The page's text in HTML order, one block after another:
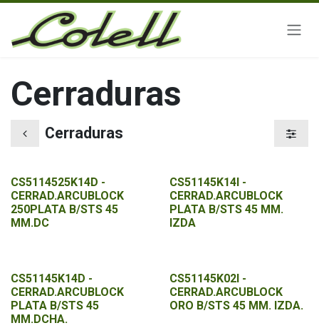
Ir al contenido
Cerraduras
Cerraduras
CS5114525K14D -
CERRAD.ARCUBLOCK
250PLATA B/STS 45
MM.DC
CS51145K14I -
CERRAD.ARCUBLOCK
PLATA B/STS 45 MM.
IZDA
CS51145K14D -
CERRAD.ARCUBLOCK
PLATA B/STS 45
MM.DCHA.
CS51145K02I -
CERRAD.ARCUBLOCK
ORO B/STS 45 MM. IZDA.